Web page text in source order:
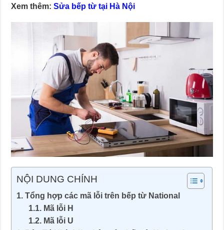
Xem thêm:Sửa bếp từ tại Hà Nội
NỘI DUNG CHÍNH
Tổng hợp các mã lỗi trên bếp từ National
Mã lỗi H
Mã lỗi U